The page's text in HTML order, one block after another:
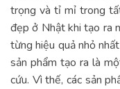
trọng và tỉ mỉ trong
đẹp ở Nhật khi tạo ra
từng hiệu quả nhỏ
sản phẩm tạo ra là
cứu. Vì thế, các sản